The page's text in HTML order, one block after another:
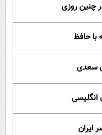
با حافظ
سعدی
انگلیسی
ایران